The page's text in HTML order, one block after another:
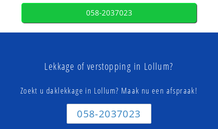
058-2037023
Lekkage of verstopping in Lollum?
Zoekt u daklekkage in Lollum? Maak nu een afspraak!
058-2037023